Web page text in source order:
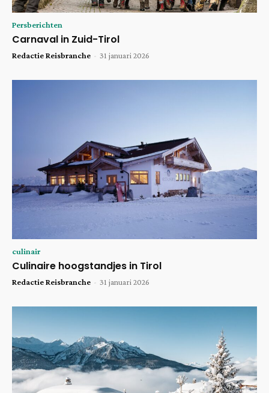
Persberichten
Carnaval in Zuid-Tirol
Redactie Reisbranche - 31 januari 2026
culinair
Culinaire hoogstandjes in Tirol
Redactie Reisbranche - 31 januari 2026